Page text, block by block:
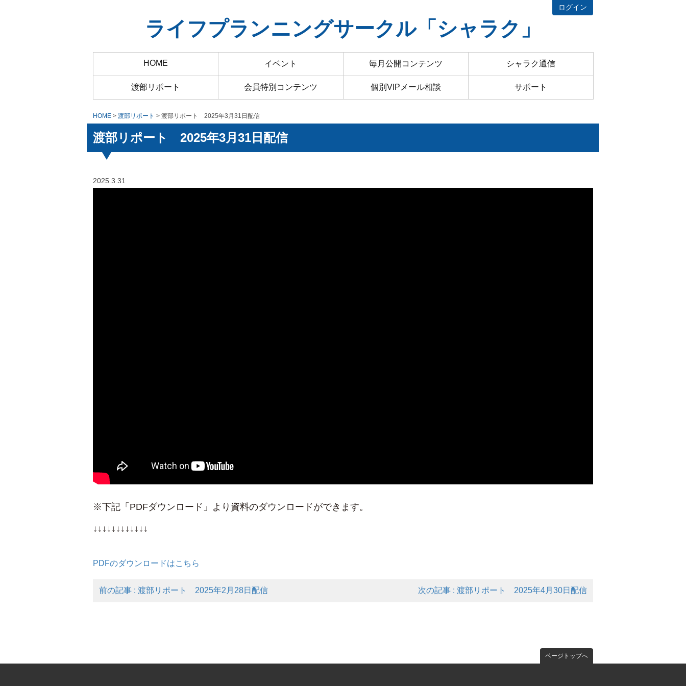
ライフプランニングサークル「シャラク」
ログイン
HOME イベント 毎月公開コンテンツ シャラク通信
渡部リポート 会員特別コンテンツ 個別VIPメール相談 サポート
HOME > 渡部リポート > 渡部リポート 2025年3月31日配信
渡部リポート 2025年3月31日配信
2025.3.31
※下記「PDFダウンロード」より資料のダウンロードができます。
↓↓↓↓↓↓↓↓↓↓↓↓
PDFのダウンロードはこちら
前の記事 : 渡部リポート 2025年2月28日配信 次の記事 : 渡部リポート 2025年4月30日配信
ページトップへ